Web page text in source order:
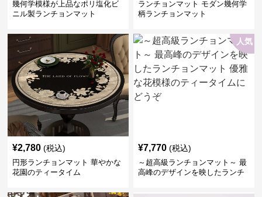
幾何学模様が上品なポリ塩化ビ
ニル製ランチョンマット
ランチョンマット モダン幾何学
柄ランチョンマット
¥2,780 (税込)
円形ランチョンマット 華やかな
花園のティータイム
人気
¥7,770 (税込)
～超高級ランチョンマット～ 最
高峰のデザインを映したランチ
ータイムにどうぞ